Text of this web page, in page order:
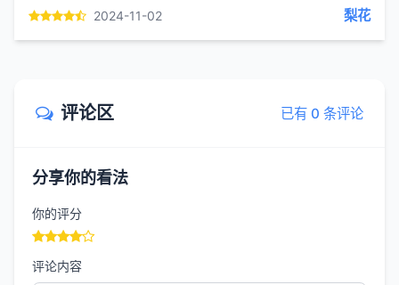
2024-11-02 梨花
评论区 已有 0 条评论
分享你的看法
你的评分
评论内容